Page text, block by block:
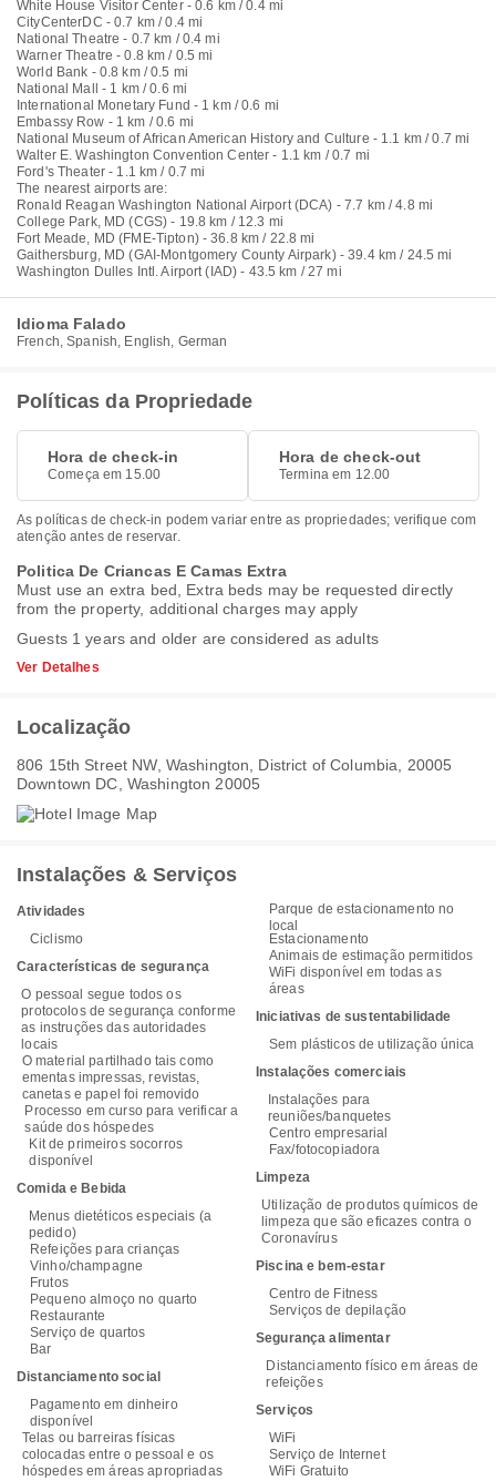
White House Visitor Center - 0.6 km / 0.4 mi
CityCenterDC - 0.7 km / 0.4 mi
National Theatre - 0.7 km / 0.4 mi
Warner Theatre - 0.8 km / 0.5 mi
World Bank - 0.8 km / 0.5 mi
National Mall - 1 km / 0.6 mi
International Monetary Fund - 1 km / 0.6 mi
Embassy Row - 1 km / 0.6 mi
National Museum of African American History and Culture - 1.1 km / 0.7 mi
Walter E. Washington Convention Center - 1.1 km / 0.7 mi
Ford's Theater - 1.1 km / 0.7 mi
The nearest airports are:
Ronald Reagan Washington National Airport (DCA) - 7.7 km / 4.8 mi
College Park, MD (CGS) - 19.8 km / 12.3 mi
Fort Meade, MD (FME-Tipton) - 36.8 km / 22.8 mi
Gaithersburg, MD (GAI-Montgomery County Airpark) - 39.4 km / 24.5 mi
Washington Dulles Intl. Airport (IAD) - 43.5 km / 27 mi
Idioma Falado
French, Spanish, English, German
Políticas da Propriedade
Hora de check-in
Começa em 15.00
Hora de check-out
Termina em 12.00
As políticas de check-in podem variar entre as propriedades; verifique com
atenção antes de reservar.
Politica De Criancas E Camas Extra
Must use an extra bed, Extra beds may be requested directly
from the property, additional charges may apply
Guests 1 years and older are considered as adults
Ver Detalhes
Localização
806 15th Street NW, Washington, District of Columbia, 20005
Downtown DC, Washington 20005
Instalações & Serviços
Atividades
Ciclismo
Características de segurança
O pessoal segue todos os
protocolos de segurança conforme
as instruções das autoridades
locais
O material partilhado tais como
ementas impressas, revistas,
canetas e papel foi removido
Processo em curso para verificar a
saúde dos hóspedes
Kit de primeiros socorros
disponível
Comida e Bebida
Menus dietéticos especiais (a
pedido)
Refeições para crianças
Vinho/champagne
Frutos
Pequeno almoço no quarto
Restaurante
Serviço de quartos
Bar
Distanciamento social
Pagamento em dinheiro
disponível
Telas ou barreiras físicas
colocadas entre o pessoal e os
hóspedes em áreas apropriadas
Parque de estacionamento no
local
Estacionamento
Animais de estimação permitidos
WiFi disponível em todas as
áreas
Iniciativas de sustentabilidade
Sem plásticos de utilização única
Instalações comerciais
Instalações para
reuniões/banquetes
Centro empresarial
Fax/fotocopiadora
Limpeza
Utilização de produtos químicos de
limpeza que são eficazes contra o
Coronavírus
Piscina e bem-estar
Centro de Fitness
Serviços de depilação
Segurança alimentar
Distanciamento físico em áreas de
refeições
Serviços
WiFi
Serviço de Internet
WiFi Gratuito